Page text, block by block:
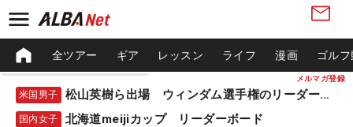
メルマガ登録
全ツアー ギア レッスン ライフ 漫画 ゴル
米国男子 松山英樹ら出場 ウィンダム選手権のリーダーボード
国内女子 北海道meijiカップ リーダーボード